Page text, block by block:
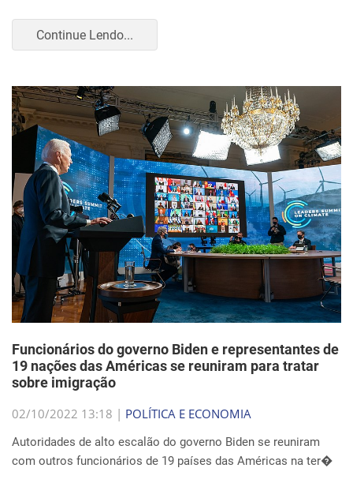
Continue Lendo...
Funcionários do governo Biden e representantes de
19 nações das Américas se reuniram para tratar
sobre imigração
02/10/2022 13:18 | POLÍTICA E ECONOMIA
Autoridades de alto escalão do governo Biden se reuniram
com outros funcionários de 19 países das Américas na ter�